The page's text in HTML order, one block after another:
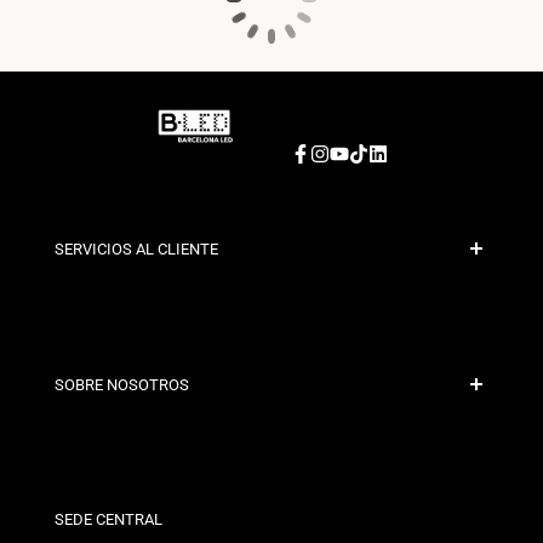
Facebook
Instagram
YouTube
TikTokLinkedIn
SERVICIOS AL CLIENTE
Contacto
SOBRE NOSOTROS
Nuestras Tiendas
SEDE CENTRAL